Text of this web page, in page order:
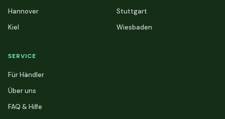
Hannover
Kiel
Stuttgart
Wiesbaden
SERVICE
Für Händler
Über uns
FAQ & Hilfe